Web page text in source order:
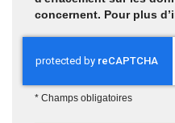
concernent. Pour plus
* Champs obligatoires